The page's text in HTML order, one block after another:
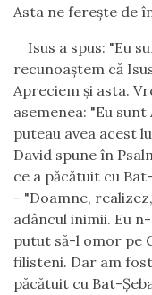
Asta ne fereşte de î
Isus a spus: "Eu
recunoaştem că
Apreciem şi asta.
asemenea: "Eu sunt
puteau avea acest
David spune în
ce a păcătuit cu Bat-
- "Doamne,
adâncul inimii. Eu
putut să-l omor pe
filisteni. Dar am
păcătuit cu Bat-Ş